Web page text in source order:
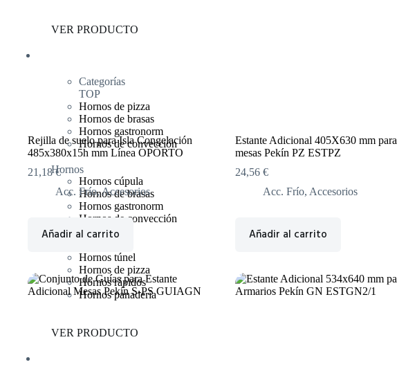
VER PRODUCTO
Categorías
TOP
Hornos de pizza
Hornos de brasas
Hornos gastronorm
Hornos de convección
Hornos
Hornos cúpula
Hornos de brasas
Hornos gastronorm
Hornos de convección
Retigo
Hornos túnel
Hornos de pizza
Hornos rápidos
Hornos panadería
VER PRODUCTO
Rejilla de suelo para Isla Congelación
485x380x15h mm Línea OPORTO
21,18€
Acc. Frío,Accesorios
Añadir al carrito
Estante Adicional 405X630 mm para
mesas Pekín PZ ESTPZ
24,56 €
Acc. Frío, Accesorios
Añadir al carrito